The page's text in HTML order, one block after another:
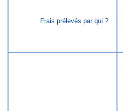
Frais prélevés par qui ?